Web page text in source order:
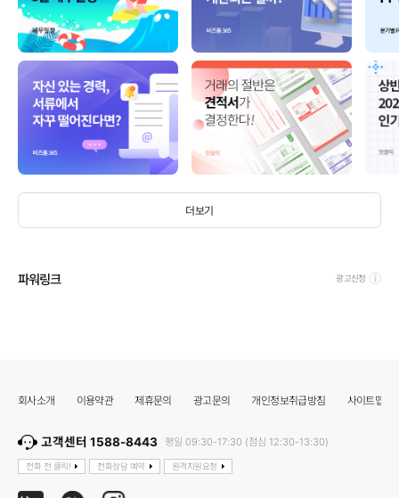
더보기
파워링크 광고신청
회사소개 이용약관 제휴문의 광고문의 개인정보취급방침 사이트맵
고객센터 1588-8443 평일 09:30-17:30 (점심 12:30-13:30)
전화 전 클릭! 전화상담 예약 원격지원요청